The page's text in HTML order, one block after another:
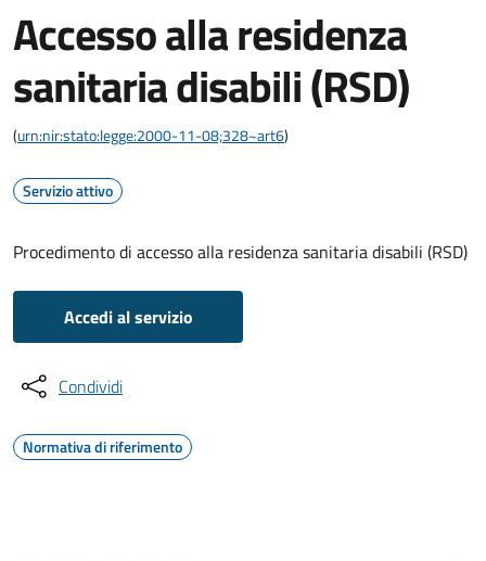
Accesso alla residenza
sanitaria disabili (RSD)
(urn:nir:stato:legge:2000-11-08;328~art6)
Servizio attivo
Procedimento di accesso alla residenza sanitaria disabili (RSD)
Accedi al servizio
Condividi
Normativa di riferimento